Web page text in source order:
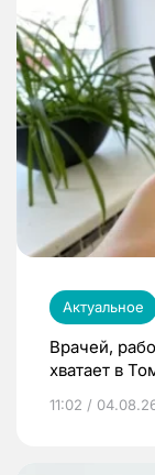
Актуальное
Врачей,
хватает в
11:02 /